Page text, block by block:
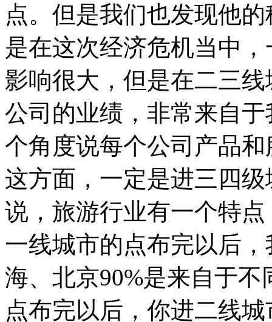
点。但是我们也发现他
是在这次经济危机当中
影响很大，但是在二三
公司的业绩，非常来自
个角度说每个公司产品
这方面，一定是进三四
说，旅游行业有一个特
一线城市的点布完以后
海、北京90%是来自于
点布完以后，你进二线